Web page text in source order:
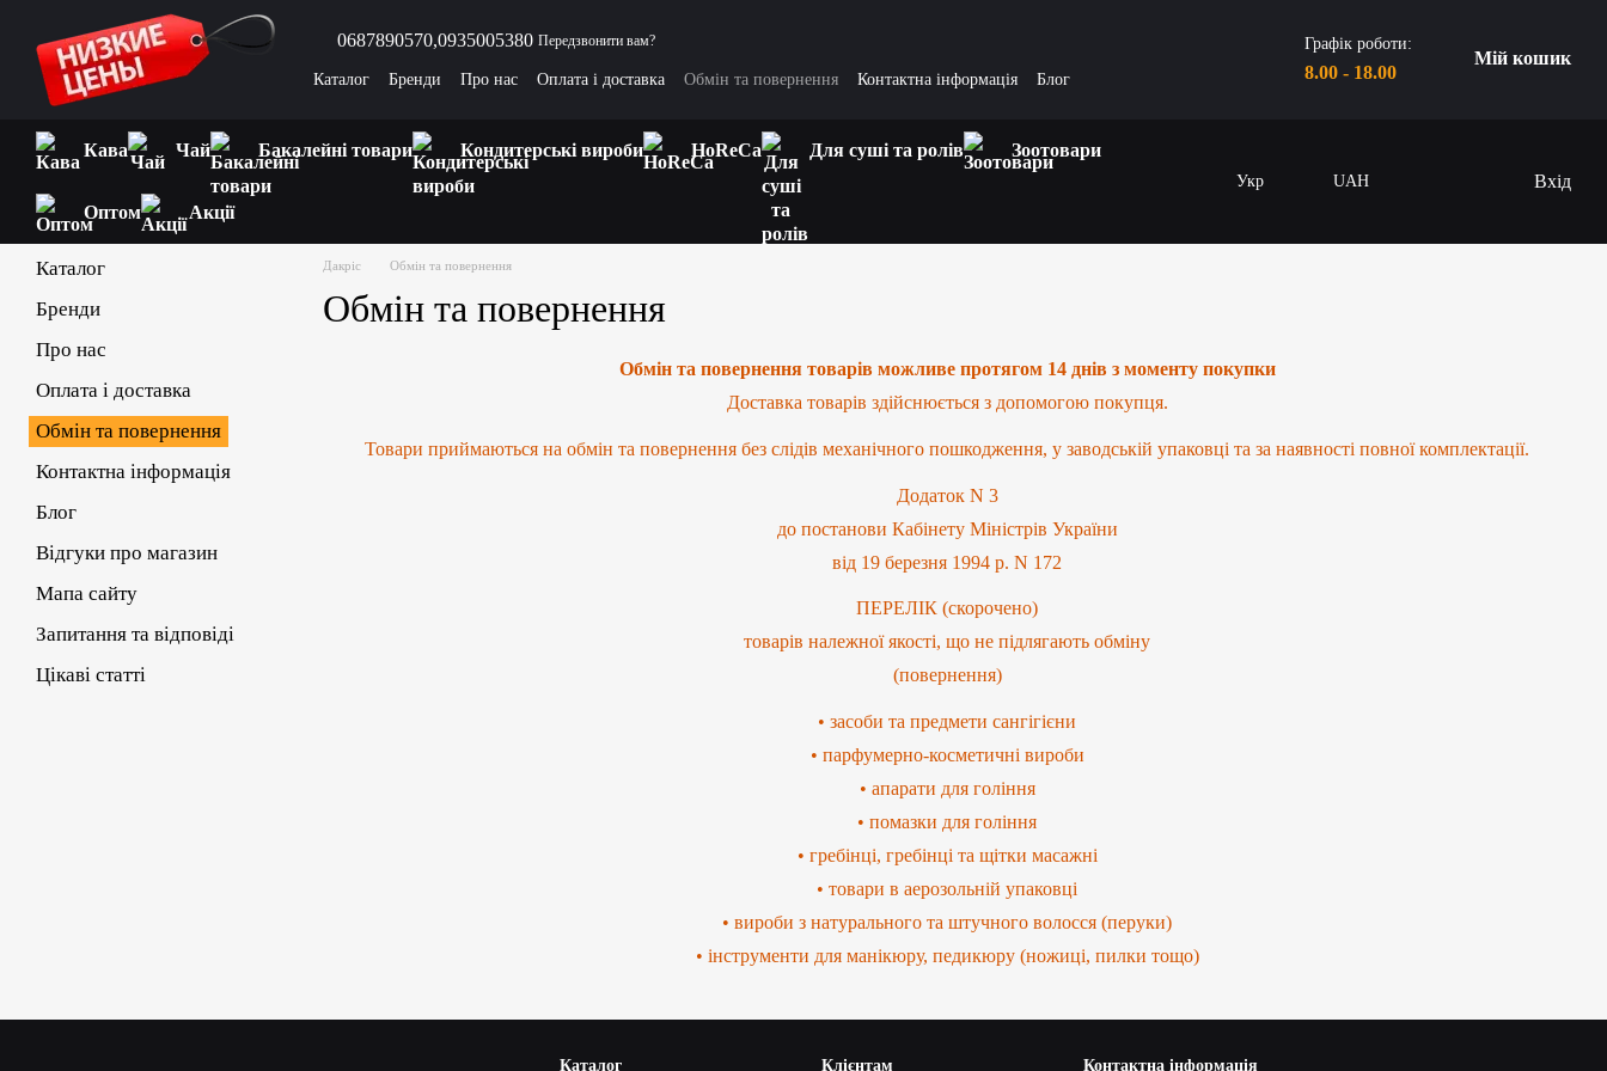
Перейти до основного контенту
0687890570,0935005380 Передзвонити вам?
Каталог Бренди Про нас Оплата і доставка Обмін та повернення Контактна інформація
Блог
Графік роботи:
8.00 - 18.00
Мій кошик
Кава Чай Бакалейні товари Кондитерські вироби HoReCa Для суші та ролів Зоотовари
Оптом Акції
Укр UAH Вхід
Дакріс Обмін та повернення
Обмін та повернення
Обмін та повернення товарів можливе протягом 14 днів з моменту покупки
Доставка товарів здійснюється з допомогою покупця.
Товари приймаються на обмін та повернення без слідів механічного пошкодження, у заводській упаковці та за наявності повної комплектації.
Додаток N 3
до постанови Кабінету Міністрів України
від 19 березня 1994 р. N 172
ПЕРЕЛІК (скорочено)
товарів належної якості, що не підлягають обміну
(повернення)
• засоби та предмети сангігієни
• парфумерно-косметичні вироби
• апарати для гоління
• помазки для гоління
• гребінці, гребінці та щітки масажні
• товари в аерозольній упаковці
• вироби з натурального та штучного волосся (перуки)
• інструменти для манікюру, педикюру (ножиці, пилки тощо)
Каталог
Бренди
Про нас
Оплата і доставка
Обмін та повернення
Контактна інформація
Блог
Відгуки про магазин
Мапа сайту
Запитання та відповіді
Цікаві статті
Каталог Клієнтам Контактна інформація